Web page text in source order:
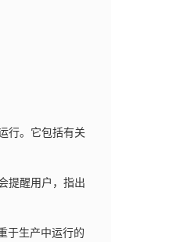
行。它包括有关
提醒用户，指出
于生产中运行的